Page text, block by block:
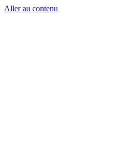
Aller au contenu